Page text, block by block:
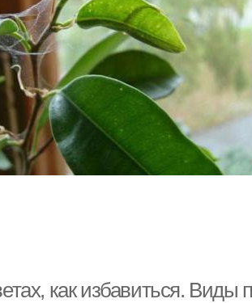
как избавиться. Виды